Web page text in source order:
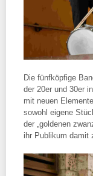
Die fünfköpfige
der 20er und 30er
mit neuen
sowohl eigene
der „goldenen
ihr Publikum damit